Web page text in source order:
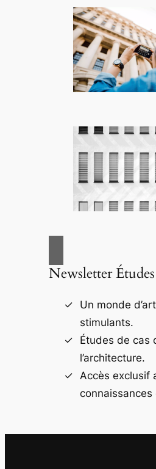
Newsletter Études
Un monde
stimulants.
Études de cas
l’architecture.
Accès exclusif
connaissances